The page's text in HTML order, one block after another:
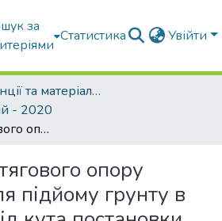
за
Статистика Увійти
Конференції та матеріали конференцій
- 2020
Визначення тягового опору установки для підйому грунту в залежності від кута постановки направляючих дисків
опору
підйому грунту в